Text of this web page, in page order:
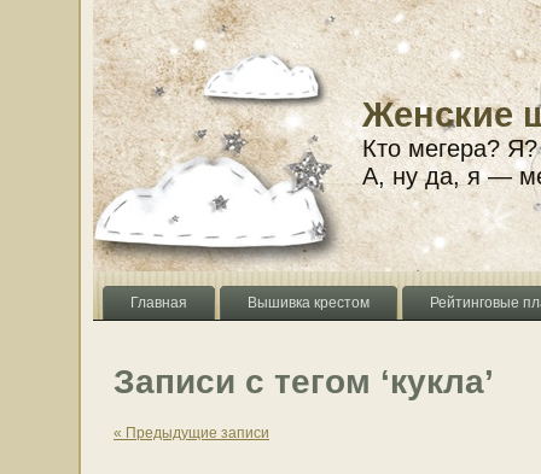
Женские
Кто мегера?
А, ну да, я —
Главная Вышивка крестом Рейтинговые
Записи с тегом ‘кукла’
« Предыдущие записи